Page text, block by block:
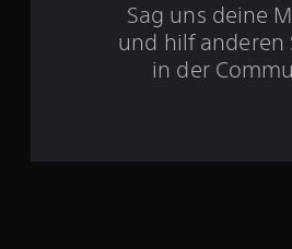
Sag uns deine
und hilf anderen
in der